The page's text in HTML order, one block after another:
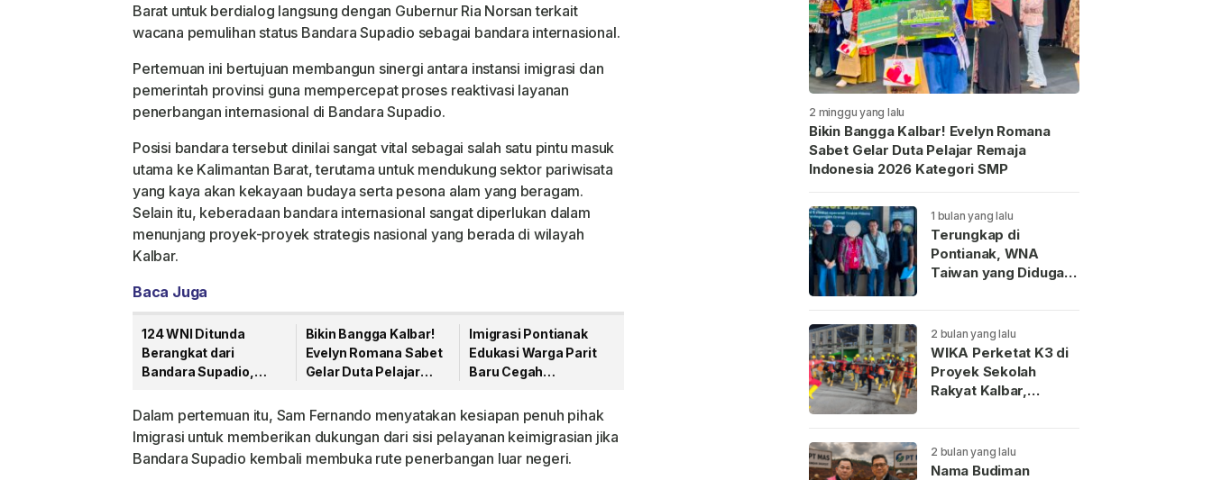
Barat untuk berdialog langsung dengan Gubernur Ria Norsan terkait
wacana pemulihan status Bandara Supadio sebagai bandara internasional.
Pertemuan ini bertujuan membangun sinergi antara instansi imigrasi dan
pemerintah provinsi guna mempercepat proses reaktivasi layanan
penerbangan internasional di Bandara Supadio.
Posisi bandara tersebut dinilai sangat vital sebagai salah satu pintu masuk
utama ke Kalimantan Barat, terutama untuk mendukung sektor pariwisata
yang kaya akan kekayaan budaya serta pesona alam yang beragam.
Selain itu, keberadaan bandara internasional sangat diperlukan dalam
menunjang proyek-proyek strategis nasional yang berada di wilayah
Kalbar.
Baca Juga
124 WNI Ditunda
Berangkat dari
Bandara Supadio,
Pengawasan PMI
Nonprosedural
Bikin Bangga Kalbar!
Evelyn Romana Sabet
Gelar Duta Pelajar
2026 Kategori SMP
Imigrasi Pontianak
Edukasi Warga Parit
Baru Cegah
dan Penyelundupan
Migran
Dalam pertemuan itu, Sam Fernando menyatakan kesiapan penuh pihak
Imigrasi untuk memberikan dukungan dari sisi pelayanan keimigrasian jika
Bandara Supadio kembali membuka rute penerbangan luar negeri.
2 minggu yang lalu
Bikin Bangga Kalbar! Evelyn Romana
Sabet Gelar Duta Pelajar Remaja
Indonesia 2026 Kategori SMP
1 bulan yang lalu
Terungkap di
Pontianak, WNA
Taiwan yang Diduga
Dideportasi
2 bulan yang lalu
WIKA Perketat K3 di
Proyek Sekolah
Rakyat Kalbar,
2 bulan yang lalu
Nama Budiman